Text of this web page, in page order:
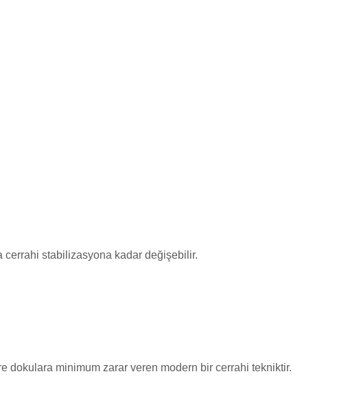
cerrahi stabilizasyona kadar değişebilir.
dokulara minimum zarar veren modern bir cerrahi tekniktir.